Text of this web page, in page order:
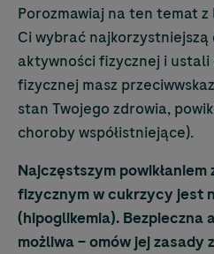
Porozmawiaj na ten temat
Ci wybrać
aktywności fizycznej i
fizycznej masz
stan Twojego zdrowia,
choroby współistniejące).
Najczęstszym powikłaniem
fizycznym w cukrzycy jest
(hipoglikemia).
możliwa – omów jej zasady